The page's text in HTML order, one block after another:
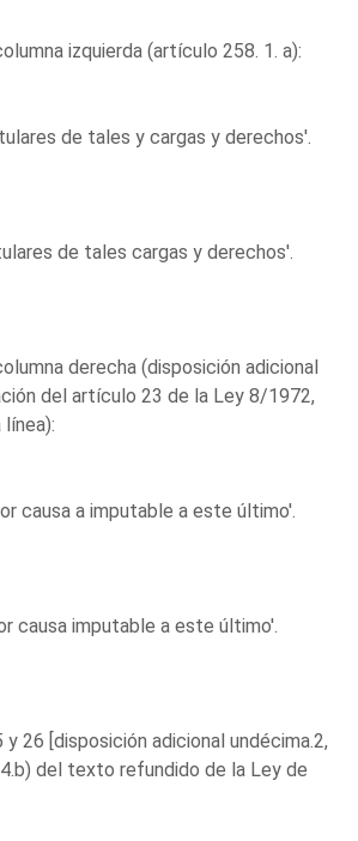
izquierda (artículo 258. 1. a):
de tales y cargas y derechos'.
de tales cargas y derechos'.
derecha (disposición adicional
del artículo 23 de la Ley 8/1972,
causa a imputable a este último'.
causa imputable a este último'.
y 26 [disposición adicional undécima.2,
del texto refundido de la Ley de